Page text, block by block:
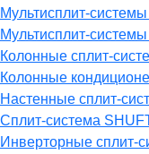
Мультисплит-
Мультисплит-
Колонные сплит-
Колонные
Настенные cплит-
Сплит-система
Инверторные сплит-